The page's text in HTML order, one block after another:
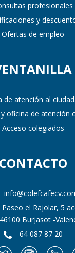
profesionales
y
Ofertas de empleo
de atención al
oficina de atención
Acceso colegiados
CONTACTO
Paseo el Rajolar, 5
46100 Burjasot -
64 087 87 20